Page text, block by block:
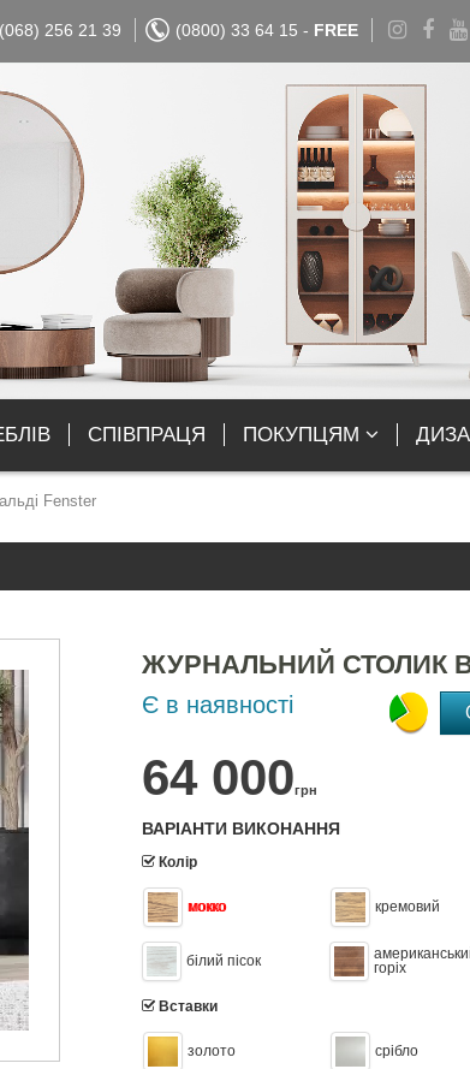
256 21 39 (0800) 33 64 15 - FREE
СПІВПРАЦЯ ПОКУПЦЯМ
Fenster
ЖУРНАЛЬНИЙ СТОЛИК
Є в наявності
64 000грн
ВАРІАНТИ ВИКОНАННЯ
Колір
мокко кремовий
білий пісок
горіх
Вставки
золото срібло